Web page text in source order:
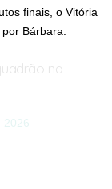
finais, o Vitória
Bárbara.
na
2026